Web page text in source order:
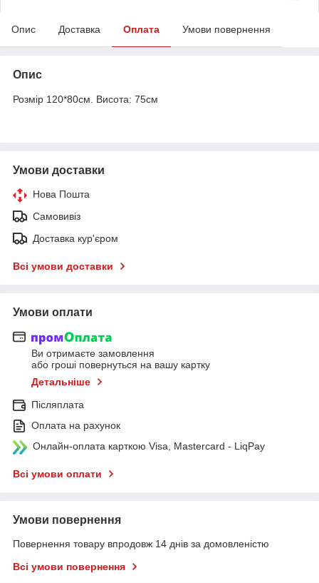
Опис Доставка Оплата Умови повернення
Опис
Розмір 120*80см. Висота: 75см
Умови доставки
Нова Пошта
Самовивіз
Доставка кур'єром
Всі умови доставки
Умови оплати
Ви отримаєте замовлення
або гроші повернуться на вашу картку
Детальніше
Післяплата
Оплата на рахунок
Онлайн-оплата карткою Visa, Mastercard - LiqPay
Всі умови оплати
Умови повернення
Повернення товару впродовж 14 днів за домовленістю
Всі умови повернення